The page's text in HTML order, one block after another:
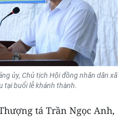
Minh
ủy, Chủ tịch Hội đồng nhân dân xã
tại buổi lễ khánh thành.
tá Trần Ngọc Anh,